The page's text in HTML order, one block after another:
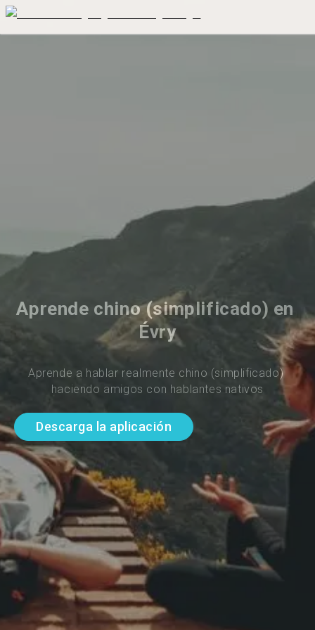
Aprende chino (simplificado) en
Évry
Aprende a hablar realmente chino (simplificado)
haciendo amigos con hablantes nativos
Descarga la aplicación